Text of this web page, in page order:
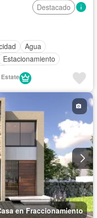
Destacado
Agua
Estacionamiento
Estate
en Fraccionamiento